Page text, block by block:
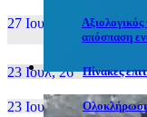
27 Ιουν, 26
απόσπαση
23 Ιουλ, 26 Πίνακες
23 Ιουλ, 26